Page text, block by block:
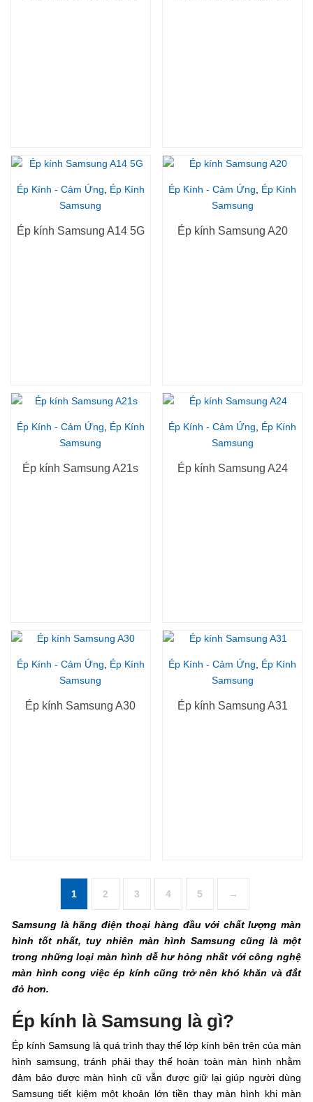
Ép Kính - Cảm Ứng
Ép Kính
Samsung
Ép kính Samsung A14 5G
Ép Kính - Cảm Ứng
Ép Kính
Samsung
Ép kính Samsung A20
Ép Kính - Cảm Ứng
Ép Kính
Samsung
Ép kính Samsung A21s
Ép Kính - Cảm Ứng
Ép Kính
Samsung
Ép kính Samsung A24
Ép Kính - Cảm Ứng
Ép Kính
Samsung
Ép kính Samsung A30
Ép Kính - Cảm Ứng
Ép Kính
Samsung
Ép kính Samsung A31
1 2 3 4 5 →
Samsung là hãng điện thoại hàng đầu với chất lượng màn
hình tốt nhất, tuy nhiên màn hình Samsung cũng là một
trong những loại màn hình dễ hư hỏng nhất với công nghệ
màn hình cong việc ép kính cũng trở nên khó khăn và đắt
đỏ hơn.
Ép kính là Samsung là gì?
Ép kính Samsung là quá trình thay thế lớp kính bên trên của màn
hình samsung, tránh phải thay thế hoàn toàn màn hình nhằm
đảm bảo được màn hình cũ vẫn được giữ lại giúp người dùng
Samsung tiết kiệm một khoản lớn tiền thay màn hình khi màn